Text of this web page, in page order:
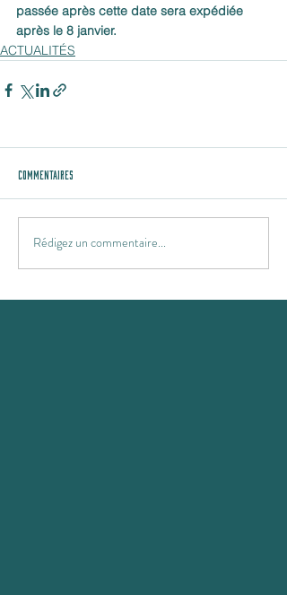
passée après cette date sera expédiée
après le 8 janvier.
ACTUALITÉS
Commentaires
Rédigez un commentaire...